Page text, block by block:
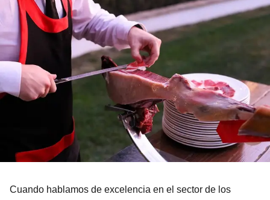
Cuando hablamos de excelencia en el sector de los